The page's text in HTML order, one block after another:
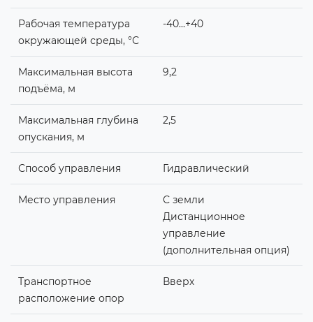
Рабочая температура
окружающей среды, °С
-40...+40
Максимальная высота
подъёма, м
9,2
Максимальная глубина
опускания, м
2,5
Способ управления Гидравлический
Место управления
С земли
Дистанционное
управление
(дополнительная опция)
Транспортное
расположение опор
Вверх